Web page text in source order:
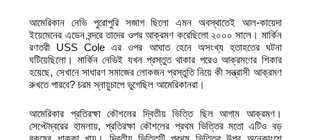
আমেরিকান নেভি পুরোপুরি সজাগ ছিলো এমন অবস্থাতেই আল-কায়েদা
ইয়েমেনের এডেন বন্দরে তাদের ওপর আক্রমণ করেছিলো ২০০০ সালে। মার্কিন
রণতরী USS Cole এর ওপর আঘাত হেনে অসংখ্য হতাহতের ঘটনা
ঘটিয়েছিলো। মার্কিন নেভিই যখন প্রস্তুত থাকার পরেও আক্রমণের শিকার
হয়েছে, সেখানে সাধারণ সমাজের লোকজন প্রস্তুতি নিয়ে কী সন্ত্রাসী আক্রমণ
রুখতে পারবে? চরম স্নায়ুচাপে ভুগেছিল আমেরিকানরা।
আমেরিকার প্রতিরক্ষা কৌশলের দ্বিতীয় ভিত্তি ছিল আগাম আক্রমণ।
সেপ্টেম্বরের হামলায়, প্রতিরক্ষা কৌশলের প্রথম ভিত্তির মতো এটিও বড়